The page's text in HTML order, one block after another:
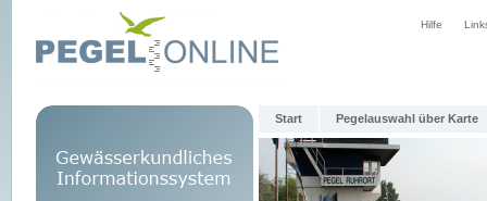
Hilfe
Start Pegelauswahl über Karte